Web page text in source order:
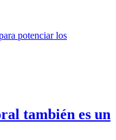
también es un